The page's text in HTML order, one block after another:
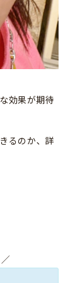
効果が期待
るのか、詳